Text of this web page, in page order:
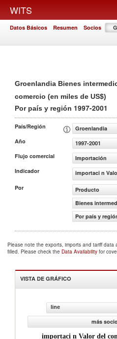
WITS
Datos Básicos Resumen Socios
Groenlandia Bienes
comercio (en miles de US$)
Por país y región 1997-2001
País/Región
Groenlandia
Año
1997-2001
Flujo comercial
Importación
Indicador
importaci n
Por
Producto
Bienes
Por país y
Please note the exports, imports and tariff
filled. Please check the Data Availability for
VISTA DE GRÁFICO
line
más
importaci n Valor del